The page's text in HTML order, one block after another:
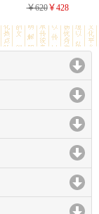
￥620￥428